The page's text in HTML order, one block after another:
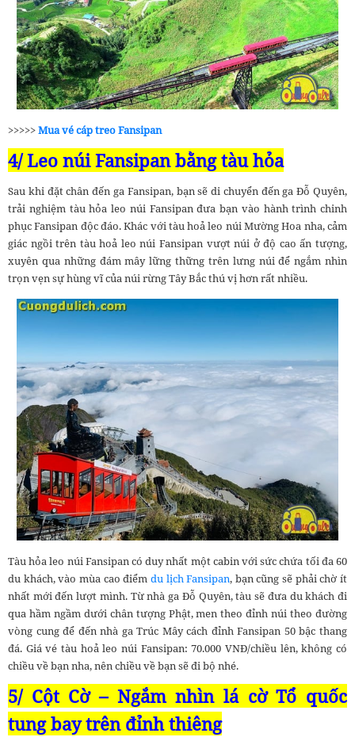
>>>>>Mua vé cáp treo Fansipan
4/ Leo núi Fansipan bằng tàu hỏa
Sau khi đặt chân đến ga Fansipan, bạn sẽ di chuyển đến ga Đỗ Quyên,
trải nghiệm tàu hỏa leo núi Fansipan đưa bạn vào hành trình chinh
phục Fansipan độc đáo. Khác với tàu hoả leo núi Mường Hoa nha, cảm
giác ngồi trên tàu hoả leo núi Fansipan vượt núi ở độ cao ấn tượng,
xuyên qua những đám mây lững thững trên lưng núi để ngắm nhìn
trọn vẹn sự hùng vĩ của núi rừng Tây Bắc thú vị hơn rất nhiều.
Tàu hỏa leo núi Fansipan có duy nhất một cabin với sức chứa tối đa 60
du khách, vào mùa cao điểm du lịch Fansipan, bạn cũng sẽ phải chờ ít
nhất mới đến lượt mình. Từ nhà ga Đỗ Quyên, tàu sẽ đưa du khách đi
qua hầm ngầm dưới chân tượng Phật, men theo đỉnh núi theo đường
vòng cung để đến nhà ga Trúc Mây cách đỉnh Fansipan 50 bậc thang
đá. Giá vé tàu hoả leo núi Fansipan: 70.000 VNĐ/chiều lên, không có
chiều về bạn nha, nên chiều về bạn sẽ đi bộ nhé.
5/ Cột Cờ – Ngắm nhìn lá cờ Tổ quốc
tung bay trên đỉnh thiêng